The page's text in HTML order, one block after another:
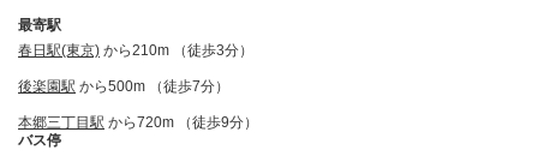
最寄駅
春日駅(東京) から210m （徒歩3分）
後楽園駅 から500m （徒歩7分）
本郷三丁目駅 から720m （徒歩9分）
バス停